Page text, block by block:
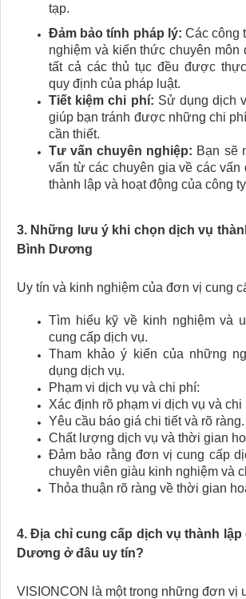
tạp.
Đảm bảo tính pháp lý: Các công
nghiệm và kiến thức chuyên môn
tất cả các thủ tục đều được
quy định của pháp luật.
Tiết kiệm chi phí: Sử dụng dịch
giúp bạn tránh được những chi
cần thiết.
Tư vấn chuyên nghiệp: Bạn sẽ
vấn từ các chuyên gia về các vấn
thành lập và hoạt động của công
3. Những lưu ý khi chọn dịch vụ
Bình Dương
Uy tín và kinh nghiệm của đơn vị cung
Tìm hiểu kỹ về kinh nghiệm và
cung cấp dịch vụ.
Tham khảo ý kiến của những
dụng dịch vụ.
Phạm vi dịch vụ và chi phí:
Xác định rõ phạm vi dịch vụ và chi
Yêu cầu báo giá chi tiết và rõ ràng.
Chất lượng dịch vụ và thời gian
Đảm bảo rằng đơn vị cung cấp
chuyên viên giàu kinh nghiệm và
Thỏa thuận rõ ràng về thời gian
4. Địa chỉ cung cấp dịch vụ thành lập
Dương ở đâu uy tín?
VISIONCON là một trong những đơn vị